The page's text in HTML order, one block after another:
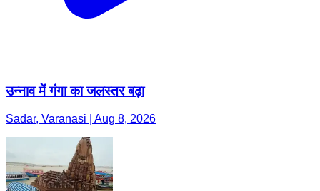
उन्नाव में गंगा का जलस्तर बढ़ा
Sadar, Varanasi | Aug 8, 2026